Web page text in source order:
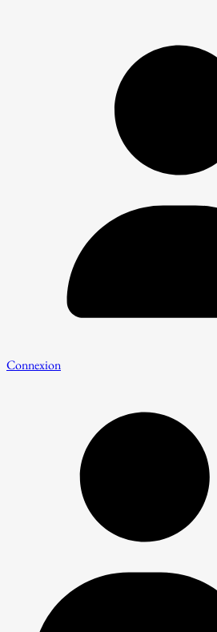
Connexion